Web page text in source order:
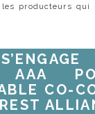
producteurs qui
AAA
CO-